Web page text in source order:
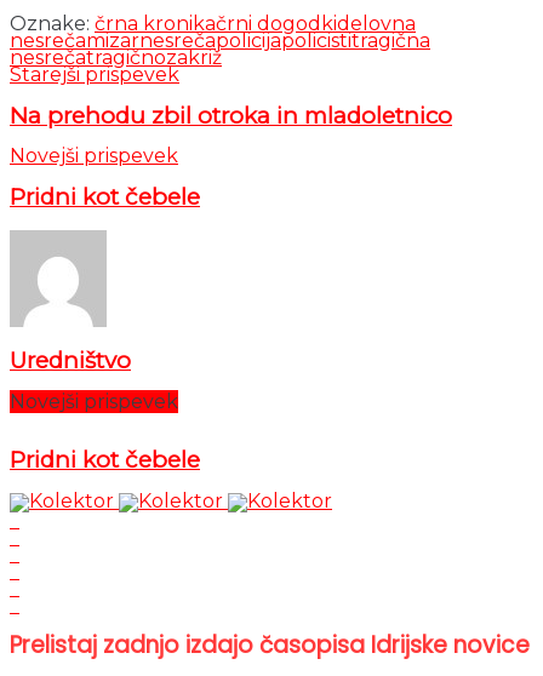
Oznake: črna kronikačrni dogodkidelovna
nesrečamizarnesrečapolicijapolicistitragična
nesrečatragičnozakriž
Starejši prispevek
Na prehodu zbil otroka in mladoletnico
Novejši prispevek
Pridni kot čebele
Uredništvo
Novejši prispevek
Pridni kot čebele
Prelistaj zadnjo izdajo časopisa Idrijske novice